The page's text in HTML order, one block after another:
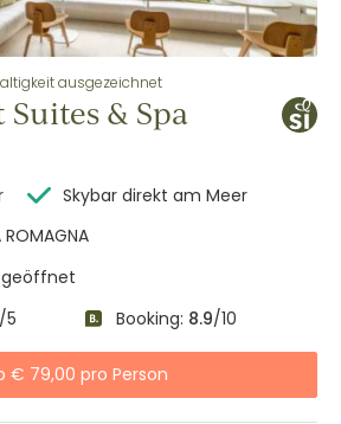
ausgezeichnet
& Spa
Skybar direkt am Meer
geöffnet
/5 Booking: 8.9/10
€ 79,00 pro Person